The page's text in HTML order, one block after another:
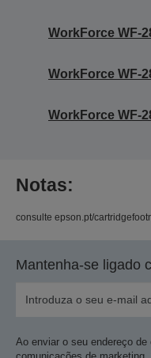
WorkForce WF-
WorkForce WF-
WorkForce WF-
Notas:
consulte epson.pt/
Mantenha-se ligado
Ao enviar o seu endereço